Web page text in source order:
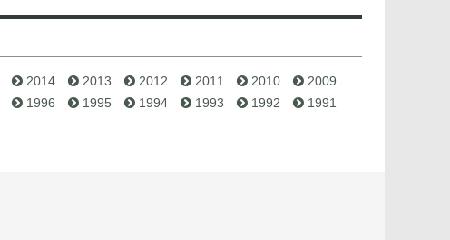
2014 2013 2012 2011 2010
2009
1996 1995 1994 1993 1992
1991